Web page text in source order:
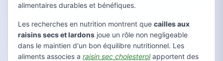
alimentaires durables et bénéfiques.
Les recherches en nutrition montrent que cailles aux
raisins secs et lardons joue un rôle non negligeable
dans le maintien d'un bon équilibre nutritionnel. Les
aliments associes a raisin sec cholesterolapportent des